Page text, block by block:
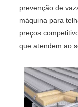
prevenção de
máquina para
preços
que atendem ao